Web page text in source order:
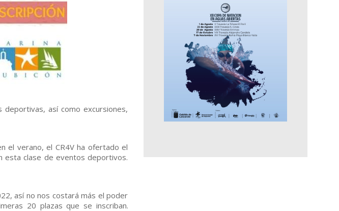
deportivas, así como excursiones,
el verano, el CR4V ha ofertado el
esta clase de eventos deportivos.
así no nos costará más el poder
20 plazas que se inscriban.